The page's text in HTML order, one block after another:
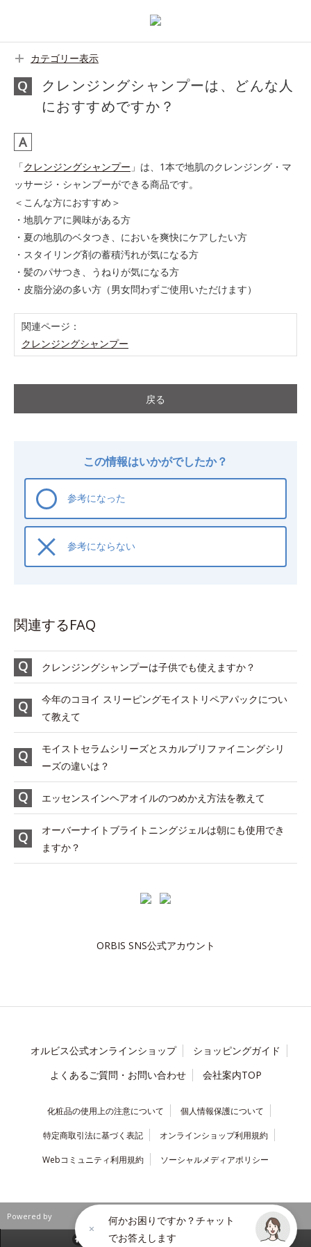
カテゴリー表示
クレンジングシャンプーは、どんな人
におすすめですか？
「クレンジングシャンプー 」は、1本で地肌のクレンジング・マ
ッサージ・シャンプーができる商品です。
＜こんな方におすすめ＞
・地肌ケアに興味がある方
・夏の地肌のベタつき、においを爽快にケアしたい方
・スタイリング剤の蓄積汚れが気になる方
・髪のパサつき、うねりが気になる方
・皮脂分泌の多い方（男女問わずご使用いただけます）
関連ページ：
クレンジングシャンプー
戻る
この情報はいかがでしたか？
参考になった
参考にならない
関連するFAQ
クレンジングシャンプーは子供でも使えますか？
今年のコヨイ スリーピングモイストリペアパックについ
て教えて
モイストセラムシリーズとスカルプリファイニングシリ
ーズの違いは？
エッセンスインヘアオイルのつめかえ方法を教えて
オーバーナイトブライトニングジェルは朝にも使用でき
ますか？
ORBIS SNS公式アカウント
オルビス公式オンラインショップ
ショッピングガイド
よくあるご質問・お問い合わせ
会社案内TOP
化粧品の使用上の注意について 個人情報保護について
特定商取引法に基づく表記 オンラインショップ利用規約
Webコミュニティ利用規約 ソーシャルメディアポリシー
Powered by
何かお困りですか？チャット
でお答えします